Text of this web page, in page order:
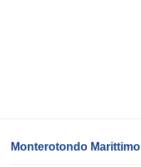
Monterotondo Marittimo